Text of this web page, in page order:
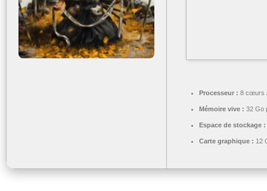
Processeur : 8 cœurs
Mémoire vive : 32 Go
Espace de stockage :
Carte graphique : 12